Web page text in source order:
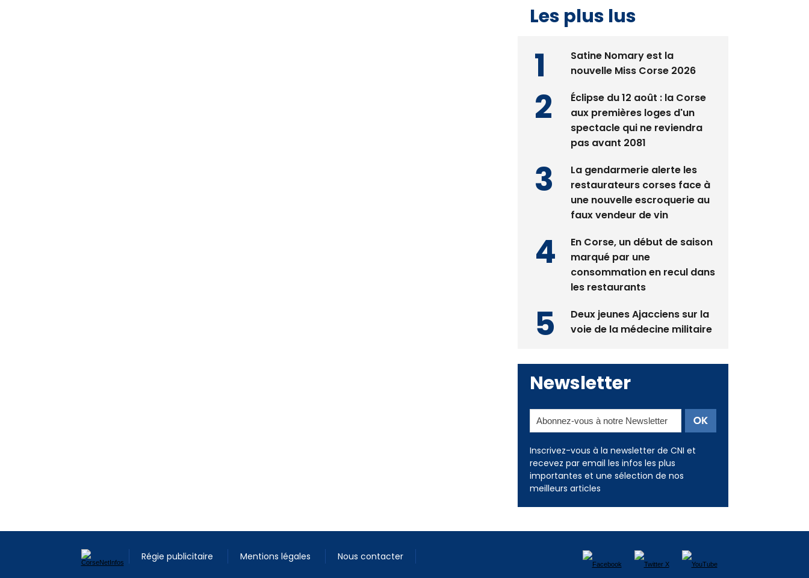
Les plus lus
Satine Nomary est la
nouvelle Miss Corse 2026
Éclipse du 12 août : la Corse
aux premières loges d'un
spectacle qui ne reviendra
pas avant 2081
La gendarmerie alerte les
restaurateurs corses face à
une nouvelle escroquerie au
faux vendeur de vin
En Corse, un début de saison
marqué par une
consommation en recul dans
les restaurants
Deux jeunes Ajacciens sur la
voie de la médecine militaire
Newsletter
Inscrivez-vous à la newsletter de CNI et
recevez par email les infos les plus
importantes et une sélection de nos
meilleurs articles
Régie publicitaire Mentions légales Nous contacter